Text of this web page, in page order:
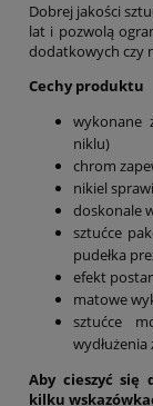
Dobrej jakości
lat i pozwolą
dodatkowych czy
Cechy produktu
wykonane
niklu)
chrom
nikiel
doskonale
sztućce
pudełka
efekt
matowe
sztućce
Aby cieszyć się
kilku